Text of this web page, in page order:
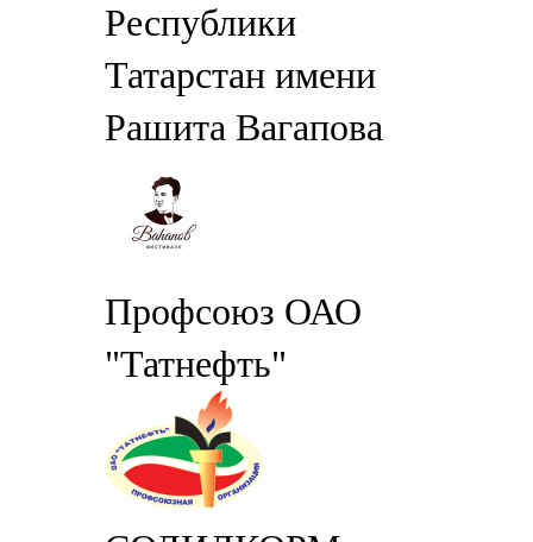
Республики
Татарстан имени
Рашита Вагапова
Профсоюз ОАО
"Татнефть"